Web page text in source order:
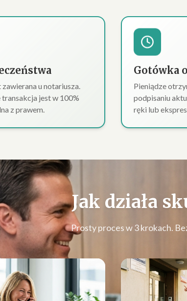
u notariusza.
transakcja jest w 100%
z prawem.
Gotówka
Pieniądze
podpisaniu
ręki lub
Jak działa
Prosty proces w 3 krokach.